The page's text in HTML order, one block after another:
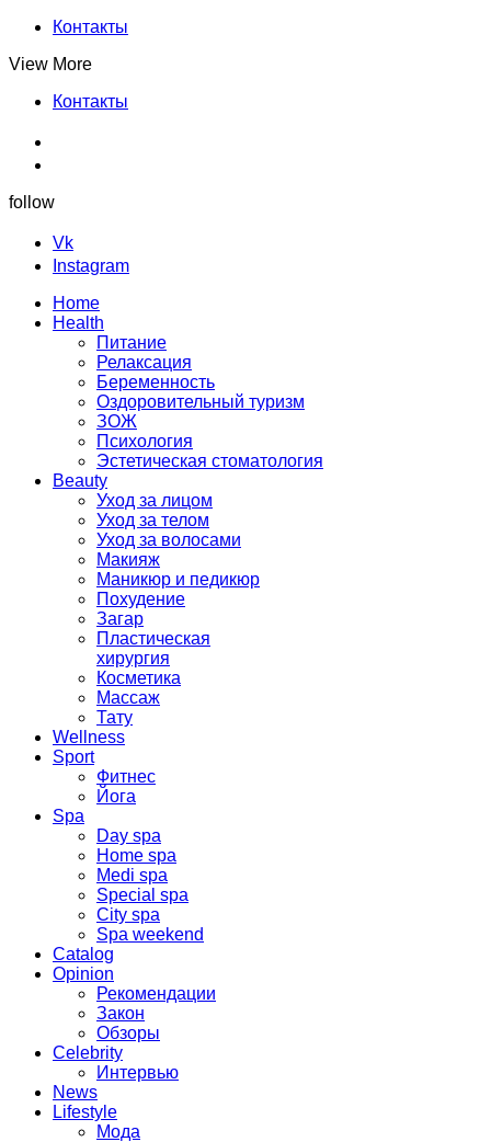
Контакты
View More
Контакты
follow
Vk
Instagram
Home
Health
Питание
Релаксация
Беременность
Оздоровительный туризм
ЗОЖ
Психология
Эстетическая стоматология
Beauty
Уход за лицом
Уход за телом
Уход за волосами
Макияж
Маникюр и педикюр
Похудение
Загар
Пластическая
хирургия
Косметика
Массаж
Тату
Wellness
Sport
Фитнес
Йога
Spa
Day spa
Home spa
Medi spa
Special spa
City spa
Spa weekend
Catalog
Opinion
Рекомендации
Закон
Обзоры
Celebrity
Интервью
News
Lifestyle
Мода